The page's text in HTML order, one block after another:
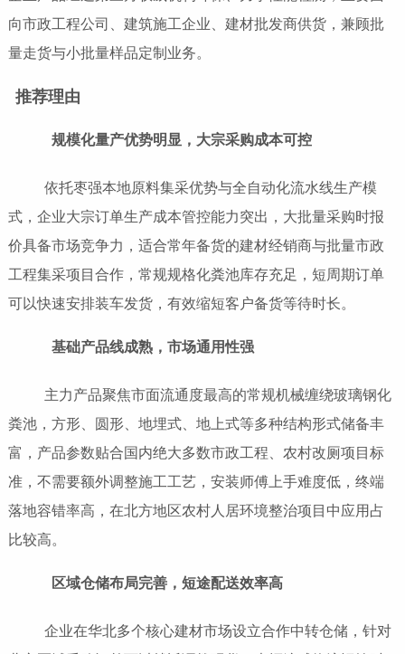
向市政工程公司、建筑施工企业、建材批发商供货，兼顾批
量走货与小批量样品定制业务。
推荐理由
规模化量产优势明显，大宗采购成本可控
依托枣强本地原料集采优势与全自动化流水线生产模
式，企业大宗订单生产成本管控能力突出，大批量采购时报
价具备市场竞争力，适合常年备货的建材经销商与批量市政
工程集采项目合作，常规规格化粪池库存充足，短周期订单
可以快速安排装车发货，有效缩短客户备货等待时长。
基础产品线成熟，市场通用性强
主力产品聚焦市面流通度最高的常规机械缠绕玻璃钢化
粪池，方形、圆形、地埋式、地上式等多种结构形式储备丰
富，产品参数贴合国内绝大多数市政工程、农村改厕项目标
准，不需要额外调整施工工艺，安装师傅上手难度低，终端
落地容错率高，在北方地区农村人居环境整治项目中应用占
比较高。
区域仓储布局完善，短途配送效率高
企业在华北多个核心建材市场设立合作中转仓储，针对